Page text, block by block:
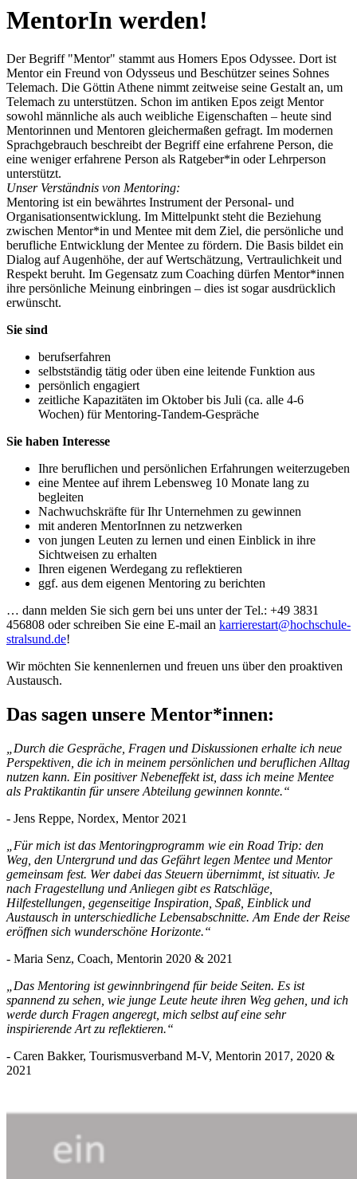
Men­to­rIn wer­den!
Der Begriff "Mentor" stammt aus Homers Epos Odyssee. Dort ist
Mentor ein Freund von Odysseus und Beschützer seines Sohnes
Telemach. Die Göttin Athene nimmt zeitweise seine Gestalt an, um
Telemach zu unterstützen. Schon im antiken Epos zeigt Mentor
sowohl männliche als auch weibliche Eigenschaften – heute sind
Mentorinnen und Mentoren gleichermaßen gefragt. Im modernen
Sprachgebrauch beschreibt der Begriff eine erfahrene Person, die
eine weniger erfahrene Person als Ratgeber*in oder Lehrperson
unterstützt.
Unser Verständnis von Mentoring:
Mentoring ist ein bewährtes Instrument der Personal- und
Organisationsentwicklung. Im Mittelpunkt steht die Beziehung
zwischen Mentor*in und Mentee mit dem Ziel, die persönliche und
berufliche Entwicklung der Mentee zu fördern. Die Basis bildet ein
Dialog auf Augenhöhe, der auf Wertschätzung, Vertraulichkeit und
Respekt beruht. Im Gegensatz zum Coaching dürfen Mentor*innen
ihre persönliche Meinung einbringen – dies ist sogar ausdrücklich
erwünscht.
Sie sind
berufserfahren
selbstständig tätig oder üben eine leitende Funktion aus
persönlich engagiert
zeitliche Kapazitäten im Oktober bis Juli (ca. alle 4-6
Wochen) für Mentoring-Tandem-Gespräche
Sie haben Interesse
Ihre beruflichen und persönlichen Erfahrungen weiterzugeben
eine Mentee auf ihrem Lebensweg 10 Monate lang zu
begleiten
Nachwuchskräfte für Ihr Unternehmen zu gewinnen
mit anderen MentorInnen zu netzwerken
von jungen Leuten zu lernen und einen Einblick in ihre
Sichtweisen zu erhalten
Ihren eigenen Werdegang zu reflektieren
ggf. aus dem eigenen Mentoring zu berichten
… dann melden Sie sich gern bei uns unter der Tel.: +49 3831
456808 oder schreiben Sie eine E-mail an karrierestart@hochschule-
stralsund.de!
Wir möchten Sie kennenlernen und freuen uns über den proaktiven
Austausch.
Das sagen un­se­re Men­tor*innen:
„Durch die Gespräche, Fragen und Diskussionen erhalte ich neue
Perspektiven, die ich in meinem persönlichen und beruflichen Alltag
nutzen kann. Ein positiver Nebeneffekt ist, dass ich meine Mentee
als Praktikantin für unsere Abteilung gewinnen konnte.“
- Jens Reppe, Nordex, Mentor 2021
„Für mich ist das Mentoringprogramm wie ein Road Trip: den
Weg, den Untergrund und das Gefährt legen Mentee und Mentor
gemeinsam fest. Wer dabei das Steuern übernimmt, ist situativ. Je
nach Fragestellung und Anliegen gibt es Ratschläge,
Hilfestellungen, gegenseitige Inspiration, Spaß, Einblick und
Austausch in unterschiedliche Lebensabschnitte. Am Ende der Reise
eröffnen sich wunderschöne Horizonte.“
- Maria Senz, Coach, Mentorin 2020 & 2021
„Das Mentoring ist gewinnbringend für beide Seiten. Es ist
spannend zu sehen, wie junge Leute heute ihren Weg gehen, und ich
werde durch Fragen angeregt, mich selbst auf eine sehr
inspirierende Art zu reflektieren.“
- Caren Bakker, Tourismusverband M-V, Mentorin 2017, 2020 &
2021